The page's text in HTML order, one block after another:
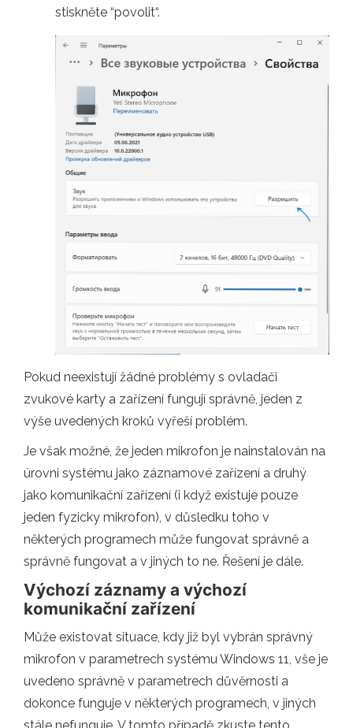
stiskněte “povolit“.
Pokud neexistují žádné problémy s ovladači
zvukové karty a zařízení fungují správně, jeden z
výše uvedených kroků vyřeší problém.
Je však možné, že jeden mikrofon je nainstalován na
úrovni systému jako záznamové zařízení a druhý
jako komunikační zařízení (i když existuje pouze
jeden fyzicky mikrofon), v důsledku toho v
některých programech může fungovat správně a
správně fungovat a v jiných to ne. Řešení je dále.
Výchozí záznamy a výchozí
komunikační zařízení
Může existovat situace, kdy již byl vybrán správný
mikrofon v parametrech systému Windows 11, vše je
uvedeno správně v parametrech důvěrnosti a
dokonce funguje v některých programech, v jiných
stále nefunguje. V tomto případě zkuste tento